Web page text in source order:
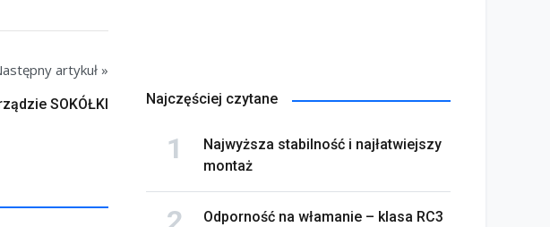
artykuł »
SOKÓŁKI Najczęściej czytane
Najwyższa stabilność i najłatwiejszy
montaż
Odporność na włamanie – klasa RC3